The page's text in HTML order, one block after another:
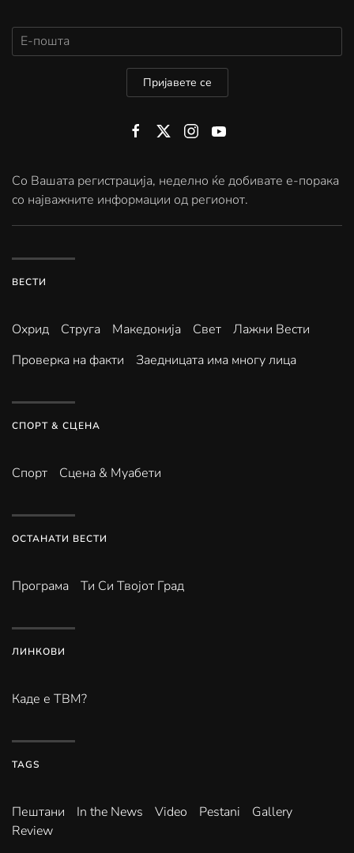
Пријавете се
Со Вашата регистрација, неделно ќе добивате е-порака
со најважните информации од регионот.
ВЕСТИ
Охрид Струга Македонија Свет
Лажни Вести
Проверка на факти
Заедницата има многу лица
СПОРТ & СЦЕНА
Спорт Сцена & Муабети
ОСТАНАТИ ВЕСТИ
Програма Ти Си Твојот Град
ЛИНКОВИ
Каде е ТВМ?
TAGS
Пештани In the News Video Pestani
Gallery
Review